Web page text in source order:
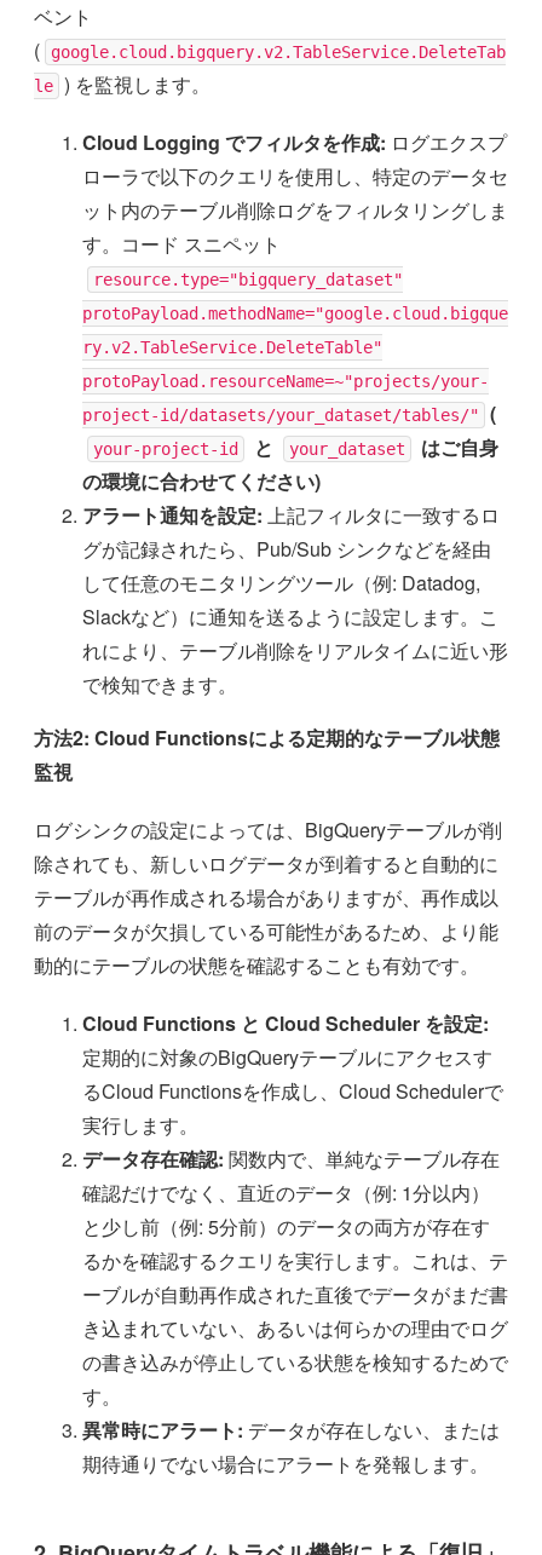
ベント
(
google.cloud.bigquery.v2.TableService.DeleteTab
le ) を監視します。
Cloud Logging でフィルタを作成: ログエクスプ
ローラで以下のクエリを使用し、特定のデータセ
ット内のテーブル削除ログをフィルタリングしま
す。コード スニペット
resource.type="bigquery_dataset"
protoPayload.methodName="google.cloud.bigque
ry.v2.TableService.DeleteTable"
protoPayload.resourceName=~"projects/your-
project-id/datasets/your_dataset/tables/"
(
your-project-id と your_dataset
はご自身
の環境に合わせてください)
アラート通知を設定: 上記フィルタに一致するロ
グが記録されたら、Pub/Sub シンクなどを経由
して任意のモニタリングツール（例: Datadog,
Slackなど）に通知を送るように設定します。こ
れにより、テーブル削除をリアルタイムに近い形
で検知できます。
方法2: Cloud Functionsによる定期的なテーブル状態
監視
ログシンクの設定によっては、BigQueryテーブルが削
除されても、新しいログデータが到着すると自動的に
テーブルが再作成される場合がありますが、再作成以
前のデータが欠損している可能性があるため、より能
動的にテーブルの状態を確認することも有効です。
Cloud Functions と Cloud Scheduler を設定:
定期的に対象のBigQueryテーブルにアクセスす
るCloud Functionsを作成し、Cloud Schedulerで
実行します。
データ存在確認: 関数内で、単純なテーブル存在
確認だけでなく、直近のデータ（例: 1分以内）
と少し前（例: 5分前）のデータの両方が存在す
るかを確認するクエリを実行します。これは、テ
ーブルが自動再作成された直後でデータがまだ書
き込まれていない、あるいは何らかの理由でログ
の書き込みが停止している状態を検知するためで
す。
異常時にアラート: データが存在しない、または
期待通りでない場合にアラートを発報します。